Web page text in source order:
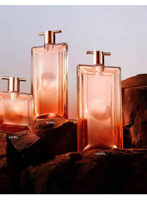
Muestras de regalo en todas tus compras.